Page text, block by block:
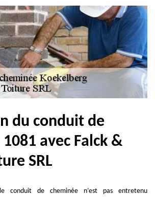
du conduit de
avec Falck &
SRL
conduit de cheminée n’est pas entretenu